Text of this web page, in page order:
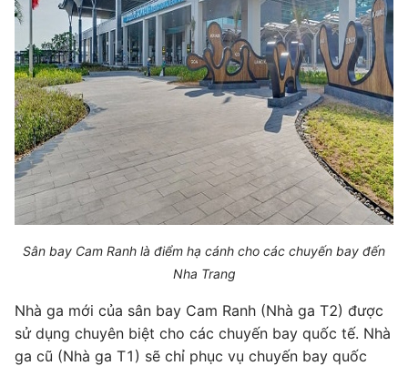
Sân bay Cam Ranh là điểm hạ cánh cho các chuyến bay đến
Nha Trang
Nhà ga mới của sân bay Cam Ranh (Nhà ga T2) được
sử dụng chuyên biệt cho các chuyến bay quốc tế. Nhà
ga cũ (Nhà ga T1) sẽ chỉ phục vụ chuyến bay quốc